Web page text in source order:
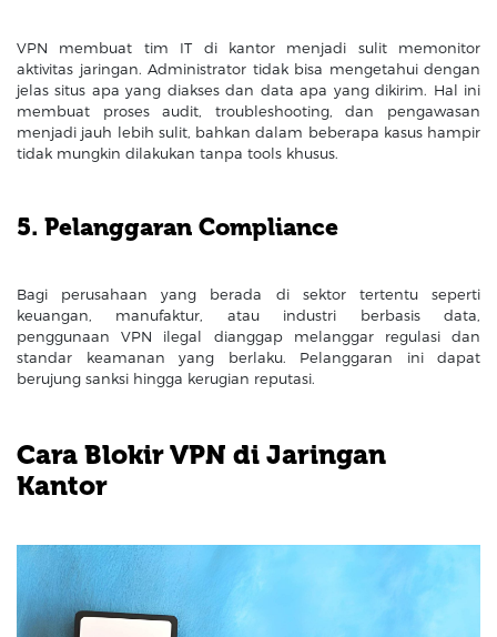
VPN membuat tim IT di kantor menjadi sulit memonitor
aktivitas jaringan. Administrator tidak bisa mengetahui dengan
jelas situs apa yang diakses dan data apa yang dikirim. Hal ini
membuat proses audit, troubleshooting, dan pengawasan
menjadi jauh lebih sulit, bahkan dalam beberapa kasus hampir
tidak mungkin dilakukan tanpa tools khusus.
5. Pelanggaran Compliance
Bagi perusahaan yang berada di sektor tertentu seperti
keuangan, manufaktur, atau industri berbasis data,
penggunaan VPN ilegal dianggap melanggar regulasi dan
standar keamanan yang berlaku. Pelanggaran ini dapat
berujung sanksi hingga kerugian reputasi.
Cara Blokir VPN di Jaringan
Kantor